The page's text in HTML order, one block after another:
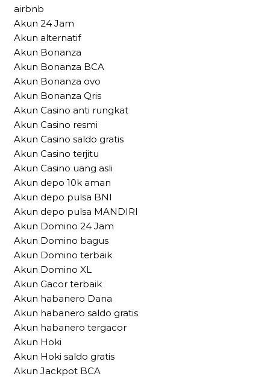
airbnb
Akun 24 Jam
Akun alternatif
Akun Bonanza
Akun Bonanza BCA
Akun Bonanza ovo
Akun Bonanza Qris
Akun Casino anti rungkat
Akun Casino resmi
Akun Casino saldo gratis
Akun Casino terjitu
Akun Casino uang asli
Akun depo 10k aman
Akun depo pulsa BNI
Akun depo pulsa MANDIRI
Akun Domino 24 Jam
Akun Domino bagus
Akun Domino terbaik
Akun Domino XL
Akun Gacor terbaik
Akun habanero Dana
Akun habanero saldo gratis
Akun habanero tergacor
Akun Hoki
Akun Hoki saldo gratis
Akun Jackpot BCA